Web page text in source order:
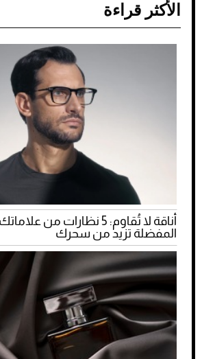
الأكثر قراءة
أناقة لا تُقاوم: 5 نظارات من
المفضلة تزيد من سحرك